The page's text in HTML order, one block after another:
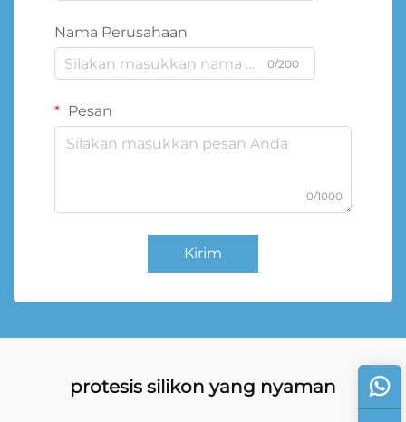
Nama Perusahaan
0/200
Pesan
0/1000
Kirim
protesis silikon yang nyaman